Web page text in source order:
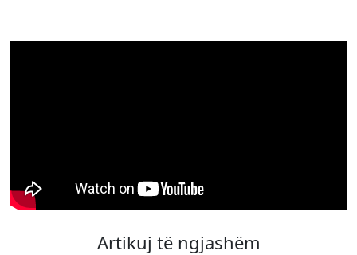
Artikuj të ngjashëm